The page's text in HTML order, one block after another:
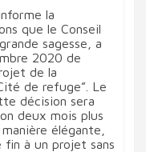
la
que le Conseil
sagesse, a
2020 de
de la
de refuge”. Le
décision sera
deux mois plus
élégante,
à un projet sans